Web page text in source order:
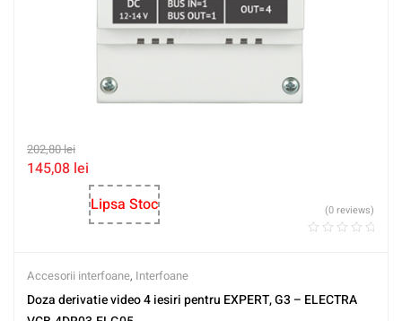
202,80lei
145,08 lei
Lipsa Stoc
(0 reviews)
Accesorii interfoane, Interfoane
Doza derivatie video 4 iesiri pentru EXPERT, G3 – ELECTRA